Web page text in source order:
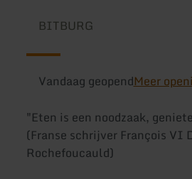
BITBURG
Vandaag geopendMeer
"Eten is een noodzaak,
(Franse schrijver François VI
Rochefoucauld)